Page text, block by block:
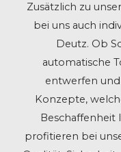
Zusätzlich zu
bei uns auch
Deutz. Ob
automatische
entwerfen
Konzepte,
Beschaffenheit
profitieren bei